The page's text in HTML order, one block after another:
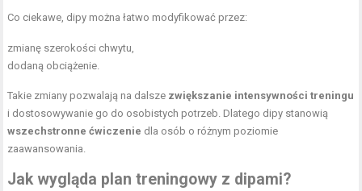
Co ciekawe, dipy można łatwo modyfikować przez:
zmianę szerokości chwytu,
dodaną obciążenie.
Takie zmiany pozwalają na dalsze zwiększanie intensywności treningu
i dostosowywanie go do osobistych potrzeb. Dlatego dipy stanowią
wszechstronne ćwiczenie dla osób o różnym poziomie
zaawansowania.
Jak wygląda plan treningowy z dipami?